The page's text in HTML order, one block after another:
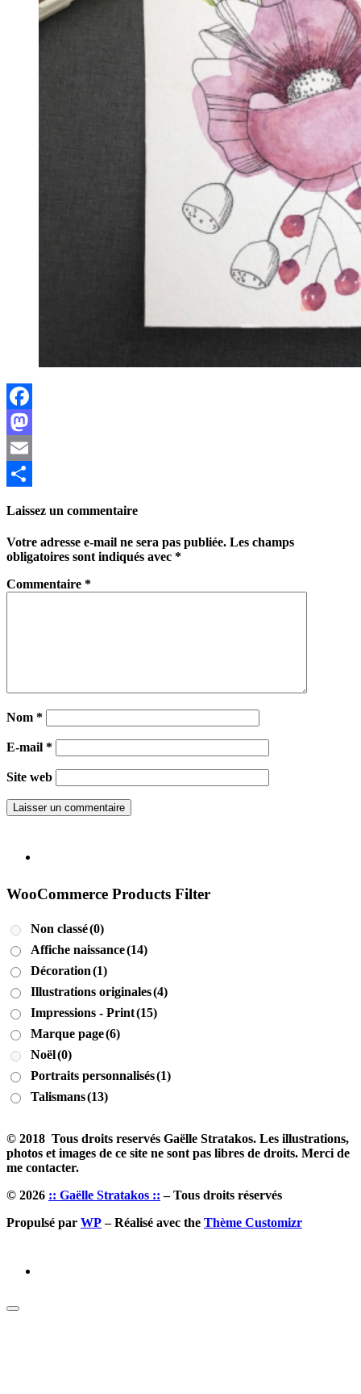
Facebook
Mastodon
Email
Laissez un commentaire
Votre adresse e-mail ne sera pas publiée. Les champs
obligatoires sont indiqués avec *
Commentaire *
Nom *
E-mail *
Site web
WooCommerce Products Filter
Non classé(0)
Affiche naissance(14)
Décoration(1)
Illustrations originales(4)
Impressions - Print(15)
Marque page(6)
Noël(0)
Portraits personnalisés(1)
Talismans(13)
© 2018 Tous droits reservés Gaëlle Stratakos. Les illustrations,
photos et images de ce site ne sont pas libres de droits. Merci de
me contacter.
© 2026 :: Gaëlle Stratakos :: – Tous droits réservés
Propulsé par WP– Réalisé avec the Thème Customizr